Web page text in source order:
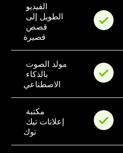
الفيديو
الطويل إلى
قصص
قصيرة
مولد الصوت
بالذكاء
الاصطناعي
مكتبة
إعلانات تيك
توك